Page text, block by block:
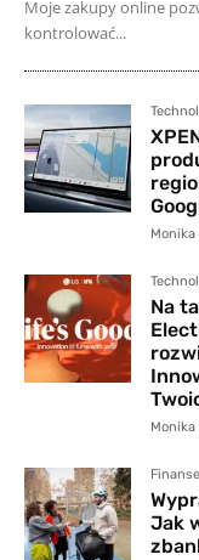
Moje zakupy online
kontrolować...
Na
Finanse
Jak